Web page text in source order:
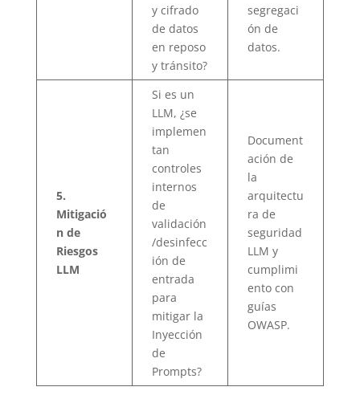
y cifrado
de datos
en reposo
y tránsito?
segregaci
ón de
datos.
5.
Mitigació
n de
Riesgos
LLM
Si es un
LLM, ¿se
implemen
tan
controles
internos
de
validación
/desinfecc
ión de
entrada
para
mitigar la
Inyección
de
Prompts?
Document
ación de
la
arquitectu
ra de
seguridad
LLM y
cumplimi
ento con
guías
OWASP.